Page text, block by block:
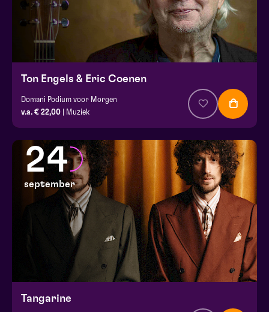
Ton Engels & Eric Coenen
Domani Podium voor Morgen
v.a. € 22,00 | Muziek
24
september
Tangarine